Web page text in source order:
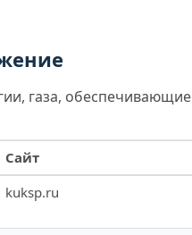
газа, обеспечивающие
Сайт
kuksp.ru